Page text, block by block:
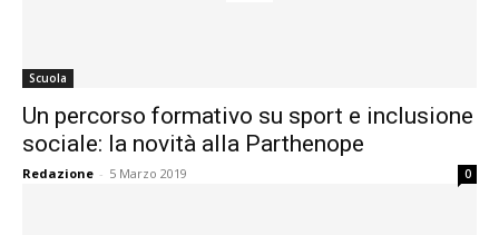
Scuola
Un percorso formativo su sport e inclusione
sociale: la novità alla Parthenope
Redazione - 5 Marzo 2019 0